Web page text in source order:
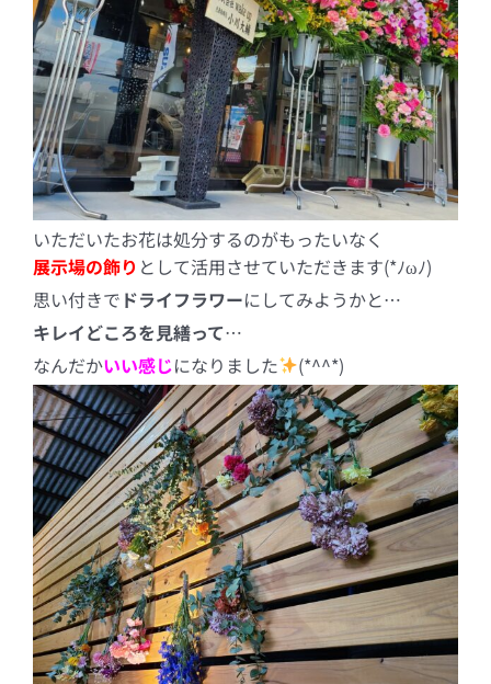
いただいたお花は処分するのがもったいなく
展示場の飾り として活用させていただきます(*ﾉωﾉ)
思い付きで ドライフラワーにしてみようかと…
キレイどころを見繕って…
なんだかいい感じになりました (*^^*)